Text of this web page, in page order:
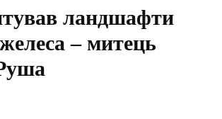
ландшафти
– митець